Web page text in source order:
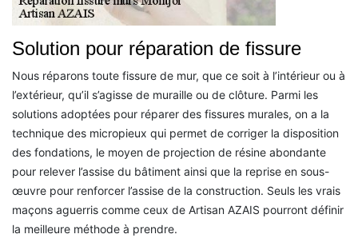
Solution pour réparation de fissure
Nous réparons toute fissure de mur, que ce soit à l’intérieur ou à
l’extérieur, qu’il s’agisse de muraille ou de clôture. Parmi les
solutions adoptées pour réparer des fissures murales, on a la
technique des micropieux qui permet de corriger la disposition
des fondations, le moyen de projection de résine abondante
pour relever l’assise du bâtiment ainsi que la reprise en sous-
œuvre pour renforcer l’assise de la construction. Seuls les vrais
maçons aguerris comme ceux de Artisan AZAIS pourront définir
la meilleure méthode à prendre.